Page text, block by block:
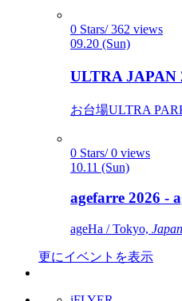
0 Stars/ 362 views
09.20 (Sun)
ULTRA JAPAN
お台場ULTRA
0 Stars/ 0 views
10.11 (Sun)
agefarre 2026 -
ageHa / Tokyo, Japan
更にイベントを表示